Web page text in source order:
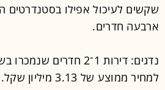
שקשים לעיכול אפילו בסטנדרטים
ארבעה חדרים.
נדגים: דירות 1־2
למחיר ממוצע